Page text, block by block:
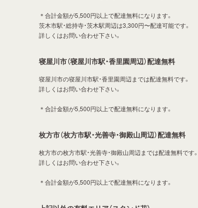
＊合計金額が5,500円以上で配達無料になります。
茨木市駅・総持寺・茨木駅周辺は3,300円〜配達可能です。
詳しくはお問い合わせ下さい。
寝屋川市（寝屋川市駅・香里園周辺）配達無料
寝屋川市の寝屋川市駅・香里園周辺までは配達無料です。
詳しくはお問い合わせ下さい。
＊合計金額が5,500円以上で配達無料になります。
枚方市（枚方市駅・光善寺・御殿山周辺）配達無料
枚方市の枚方市駅・光善寺・御殿山周辺までは配達無料です。
詳しくはお問い合わせ下さい。
＊合計金額が5,500円以上で配達無料になります。